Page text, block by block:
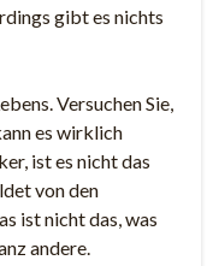
gibt es nichts
Versuchen Sie,
es wirklich
ist es nicht das
von den
ist nicht das, was
andere.